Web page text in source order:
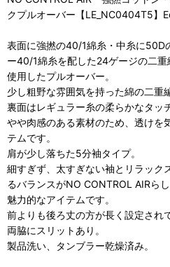
クプルオーバー【LE_NC0404T5】
表面に強撚の40/1綿糸・中糸に50D
ー40/1綿糸を配した24ゲージの二
使用したプルオーバー。
少し粗野な雰囲気を持った綿の二重
裏面はレギュラー糸の柔らかなタッ
やや肉感のある素材のため、透けを
テムです。
肩が少し落ちた5分袖タイプ。
細すぎず、太すぎない袖とリラック
るバランスがNO CONTROL AIRら
魅力的なアイテムです。
前よりも後ろ丈の方が長く設定され
両脇にスリットあり。
製品洗い、タンブラー乾燥済み。